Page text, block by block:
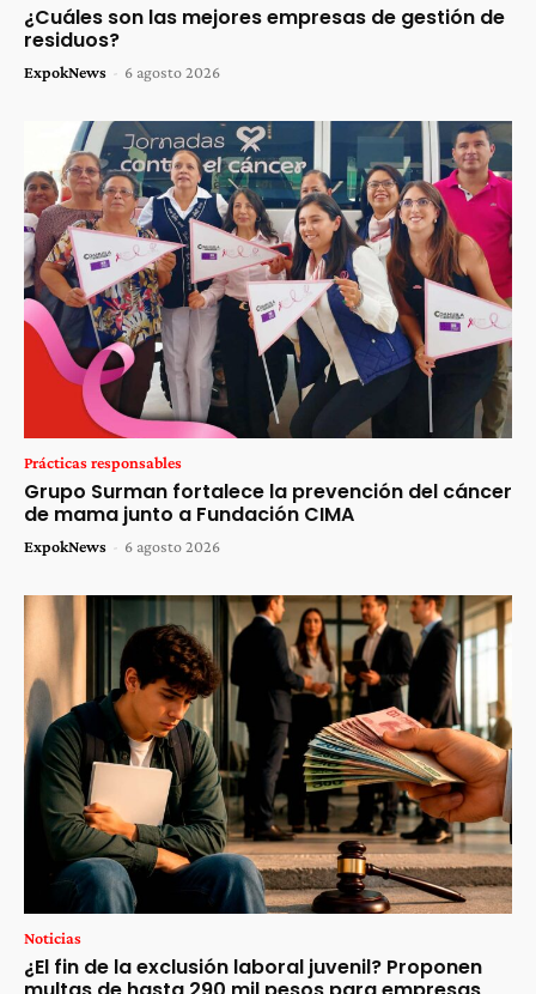
¿Cuáles son las mejores empresas de gestión de
residuos?
ExpokNews - 6 agosto 2026
Prácticas responsables
Grupo Surman fortalece la prevención del cáncer
de mama junto a Fundación CIMA
ExpokNews - 6 agosto 2026
Noticias
¿El fin de la exclusión laboral juvenil? Proponen